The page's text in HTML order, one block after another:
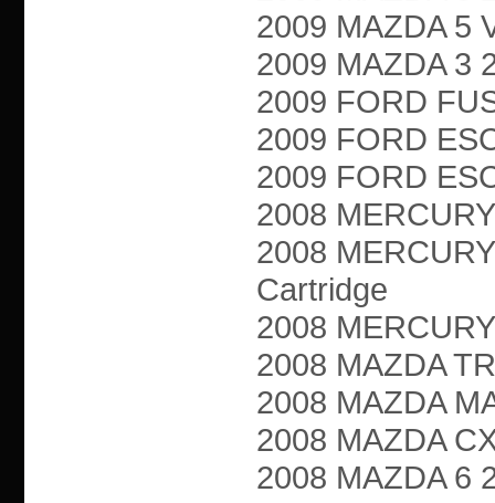
2009 MAZDA 5
2009 MAZDA 3
2009 FORD
2009 FORD
2009 FORD
2008
2008
Cartridge
2008
2008 MAZDA
2008 MAZDA
2008 MAZDA
2008 MAZDA 6